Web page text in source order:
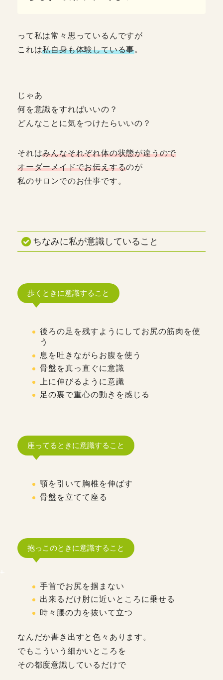
って私は常々思っているんですが
これは私自身も体験している事。
じゃあ
何を意識をすればいいの？
どんなことに気をつけたらいいの？
それはみんなそれぞれ体の状態が違うので
オーダーメイドでお伝えするのが
私のサロンでのお仕事です。
ちなみに私が意識していること
歩くときに意識すること
後ろの足を残すようにしてお尻の筋肉を使
う
息を吐きながらお腹を使う
骨盤を真っ直ぐに意識
上に伸びるように意識
足の裏で重心の動きを感じる
座ってるときに意識すること
顎を引いて胸椎を伸ばす
骨盤を立てて座る
抱っこのときに意識すること
手首でお尻を掴まない
出来るだけ肘に近いところに乗せる
時々腰の力を抜いて立つ
なんだか書き出すと色々あります。
でもこういう細かいところを
その都度意識しているだけで